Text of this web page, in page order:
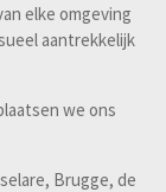
elke omgeving
aantrekkelijk
we ons
Brugge, de